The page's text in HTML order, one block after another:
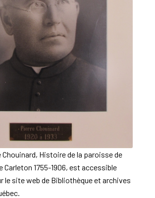
Chouinard, Histoire de la paroisse de
1755-1906, est accessible
le site web de Bibliothèque et archives